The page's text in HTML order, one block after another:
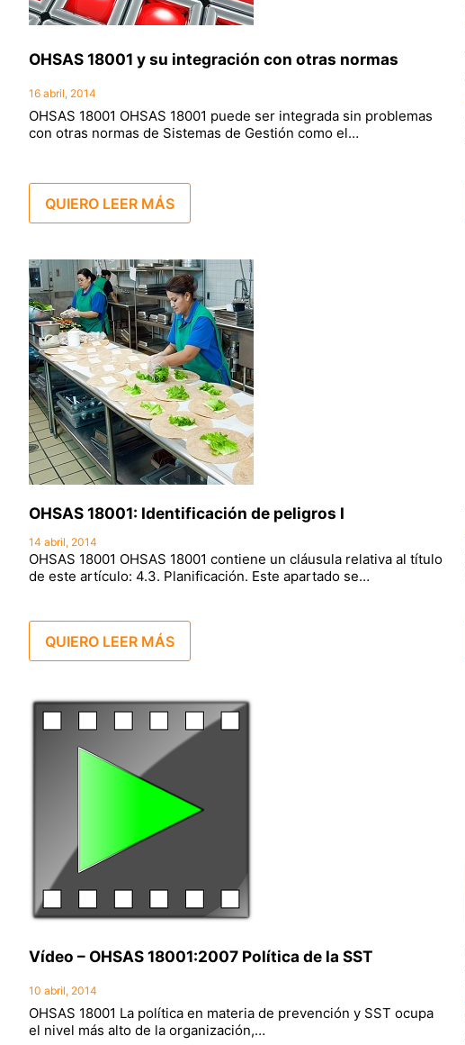
OHSAS 18001 y su integración con otras normas
16 abril, 2014
OHSAS 18001 OHSAS 18001 puede ser integrada sin problemas
con otras normas de Sistemas de Gestión como el…
QUIERO LEER MÁS
OHSAS 18001: Identificación de peligros I
14 abril, 2014
OHSAS 18001 OHSAS 18001 contiene un cláusula relativa al título
de este artículo: 4.3. Planificación. Este apartado se…
QUIERO LEER MÁS
Vídeo – OHSAS 18001:2007 Política de la SST
10 abril, 2014
OHSAS 18001 La política en materia de prevención y SST ocupa
el nivel más alto de la organización,…